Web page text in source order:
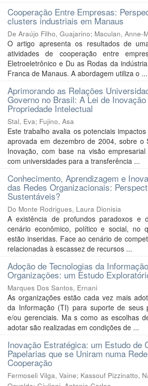
Cooperação Entre Empresas:
clusters industriais em Manaus
De Araújo Filho, Guajarino; Maculan, Anne-
O artigo apresenta os resultados de
atividades de cooperação entre
Eletroeletrônico e Du as Rodas da
Franca de Manaus. A abordagem utiliza o ...
Aprimorando as Relações
Governo no Brasil: A Lei de
Propriedade Intelectual
Stal, Eva; Fujino, Asa
Este trabalho avalia os potenciais
aprovada em dezembro de 2004, sobre o
Inovação, com base na visão
com universidades para a transferência ...
Conhecimento, Aprendizagem e
das Redes Organizacionais:
Sustentáveis?
Do Monte Rodrigues, Laura Dionisia
A existência de profundos paradoxos e
cenário econômico, político e social, no
estão inseridas. Face ao cenário de
relacionadas à escassez de recursos ...
Adoção de Tecnologias da
Organizações: um Estudo
Marques Dos Santos, Ernani
As organizações estão cada vez mais
da Informação (TI) para suporte de seus
e/ou gerenciais. Ma s como as escolhas
adotar são realizadas em condições de ...
Inovação Estratégica: um Estudo de
Papelarias que se Uniram numa
Cooperação
Fermoseli Vilga, Vaine; Kassouf Pizzinatto,